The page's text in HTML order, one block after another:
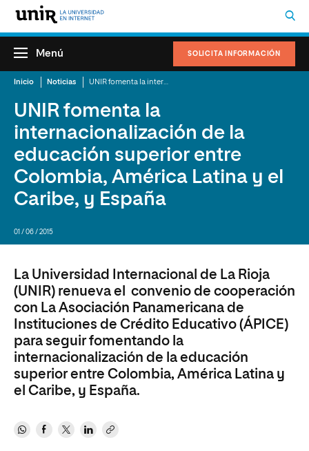
SOLICITA INFORMACIÓN
Menú
Inicio Noticias
UNIR fomenta la
internacionalización de la
educación superior entre
Colombia, América Latina y el
Caribe, y España
01 / 06 / 2015
La Universidad Internacional de La Rioja
(UNIR) renueva el convenio de cooperación
con La Asociación Panamericana de
Instituciones de Crédito Educativo (ÁPICE)
para seguir fomentando la
internacionalización de la educación
superior entre Colombia, América Latina y
el Caribe, y España.